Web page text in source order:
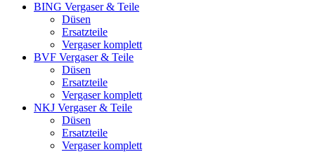
BING Vergaser & Teile
Düsen
Ersatzteile
Vergaser komplett
BVF Vergaser & Teile
Düsen
Ersatzteile
Vergaser komplett
NKJ Vergaser & Teile
Düsen
Ersatzteile
Vergaser komplett